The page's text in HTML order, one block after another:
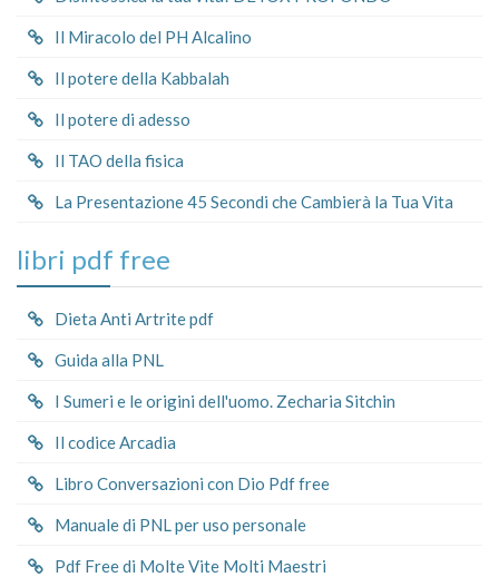
Il Miracolo del PH Alcalino
Il potere della Kabbalah
Il potere di adesso
Il TAO della fisica
La Presentazione 45 Secondi che Cambierà la Tua Vita
libri pdf free
Dieta Anti Artrite pdf
Guida alla PNL
I Sumeri e le origini dell'uomo. Zecharia Sitchin
Il codice Arcadia
Libro Conversazioni con Dio Pdf free
Manuale di PNL per uso personale
Pdf Free di Molte Vite Molti Maestri